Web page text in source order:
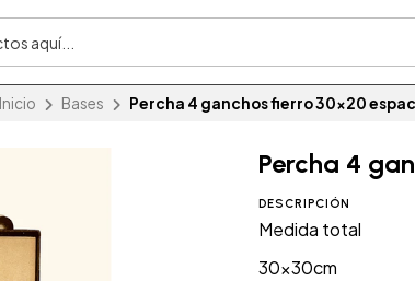
Inicio Bases Percha 4 ganchos fierro 30x20
Percha 4
DESCRIPCIÓN
Medida total
30x30cm